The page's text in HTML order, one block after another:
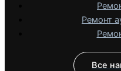
Ремонт
Все